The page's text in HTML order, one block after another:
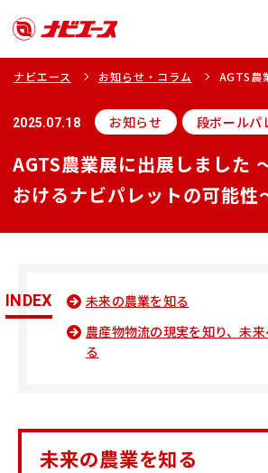
ナビエース お知らせ・コラム
AGTS農
トの可
2025.07.18 お知らせ 段ボールパ
AGTS農業展に出展しました
おけるナビパレットの可能性
INDEX
未来の農業を知る
農産物物流の現実を知り、未
る
未来の農業を知る